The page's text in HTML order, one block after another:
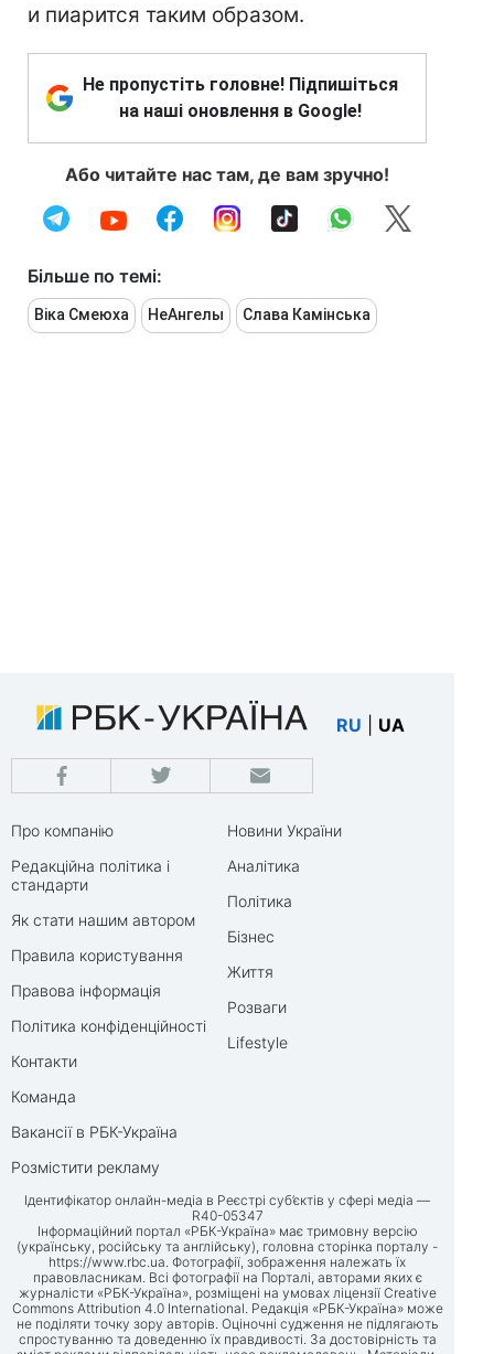
и пиарится таким образом.
Не пропустіть головне! Підпишіться
на наші оновлення в Google!
Або читайте нас там, де вам зручно!
Більше по темі:
Віка Смеюха НеАнгелы Слава Камінська
RU UA
Про компанію
Редакційна політика і
стандарти
Як стати нашим автором
Правила користування
Правова інформація
Політика конфіденційності
Контакти
Команда
Вакансії в РБК-Україна
Розмістити рекламу
Новини України
Аналітика
Політика
Бізнес
Життя
Розваги
Lifestyle
Ідентифікатор онлайн-медіа в Реєстрі суб’єктів у сфері медіа —
R40-05347
Інформаційний портал «РБК-Україна» має тримовну версію
(українську, російську та англійську), головна сторінка порталу -
https://www.rbc.ua . Фотографії, зображення належать їх
правовласникам. Всі фотографії на Порталі, авторами яких є
журналісти «РБК-Україна», розміщені на умовах ліцензії Creative
Commons Attribution 4.0 International. Редакція «РБК-Україна» може
не поділяти точку зору авторів. Оціночні судження не підлягають
спростуванню та доведенню їх правдивості. За достовірність та